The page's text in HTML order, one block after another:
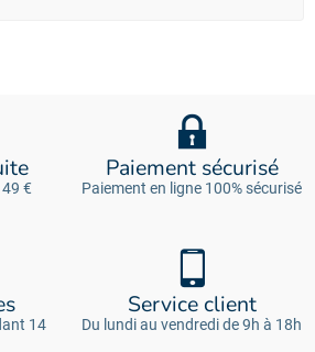
€
Paiement sécurisé
Paiement en ligne 100% sécurisé
14
Service client
Du lundi au vendredi de 9h à 18h